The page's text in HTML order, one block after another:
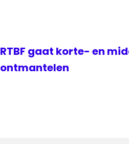
RTBF gaat korte- en
ontmantelen